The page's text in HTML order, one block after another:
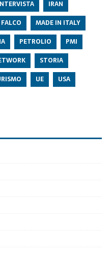
IRAN
MADE IN ITALY
PETROLIO
PMI
STORIA
UE
USA